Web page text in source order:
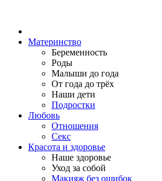
Материнство
Беременность
Роды
Малыши до года
От года до трёх
Наши дети
Подростки
Любовь
Отношения
Секс
Красота и здоровье
Наше здоровье
Уход за собой
Макияж без ошибок